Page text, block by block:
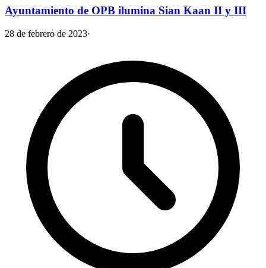
Ayuntamiento de OPB ilumina Sian Kaan II y III
28 de febrero de 2023·